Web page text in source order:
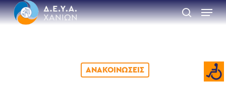
Skip
to
main
search
Menu
ΑΝΑΚΟΙΝΏΣΕΙΣ